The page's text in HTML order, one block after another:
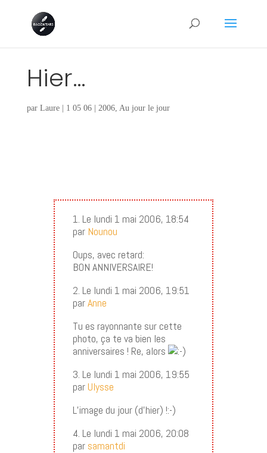
Hier…
par Laure| 1 05 06| 2006, Au jour le jour
1. Le lundi 1 mai 2006, 18:54
par Nounou
Oups, avec retard:
BON ANNIVERSAIRE!
2. Le lundi 1 mai 2006, 19:51
parAnne
Tu es rayonnante sur cette
photo, ça te va bien les
anniversaires ! Re, alors
3. Le lundi 1 mai 2006, 19:55
parUlysse
L’image du jour (d’hier) !:-)
4. Le lundi 1 mai 2006, 20:08
par samantdi